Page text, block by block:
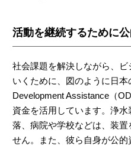
活動を継続するために
社会課題を解決しながら、
いくために、図のように日
Development Assistance（
資金を活用しています。浄
落、病院や学校などは、装
せん。また、彼ら自身が公